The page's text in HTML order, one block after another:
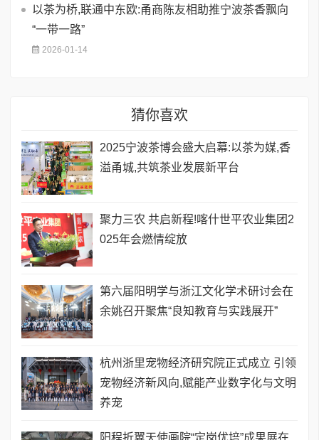
以茶为桥,联通中东欧:甬商陈友相助推宁波茶香飘向
“一带一路”
2026-01-14
猜你喜欢
2025宁波茶博会盛大启幕:以茶为媒,香
溢甬城,共筑茶业发展新平台
聚力三农 共启新程!喀什世平农业集团2
025年会燃情绽放
​第六届阳明学与浙江文化学术研讨会在
余姚召开聚焦“良知教育与实践展开”
杭州浙里宠物经济研究院正式成立 引领
宠物经济新风向,赋能产业数字化与文明
养宠